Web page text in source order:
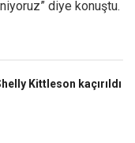
diye konuştu.
Kittleson kaçırıldı